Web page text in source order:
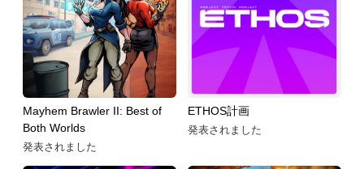
Mayhem Brawler II: Best of
Both Worlds
発表されました
ETHOS計画
発表されました